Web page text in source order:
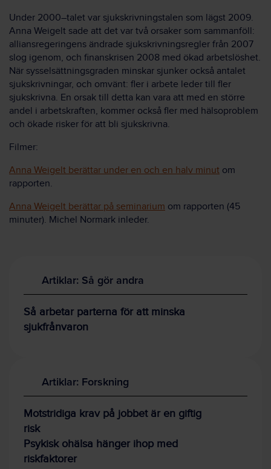
Under 2000–talet var sjukskrivningstalen som lägst 2009.
Anna Weigelt sade att det var två orsaker som sammanföll:
alliansregeringens ändrade sjukskrivningsregler från 2007
slog igenom, och finanskrisen 2008 med ökad arbetslöshet.
När sysselsättningsgraden minskar sjunker också antalet
sjukskrivningar, och omvänt: fler i arbete leder till fler
sjukskrivna. En orsak till detta kan vara att med en större
andel i arbetskraften, kommer också fler med hälsoproblem
och ökade risker för att bli sjukskrivna.
Filmer:
Anna Weigelt berättar under en och en halv minut om
rapporten.
Anna Weigelt berättar på seminarium om rapporten (45
minuter). Michel Normark inleder.
Artiklar: Så gör andra
Så arbetar parterna för att minska
sjukfrånvaron
Artiklar: Forskning
Motstridiga krav på jobbet är en giftig
risk
Psykisk ohälsa hänger ihop med
riskfaktorer